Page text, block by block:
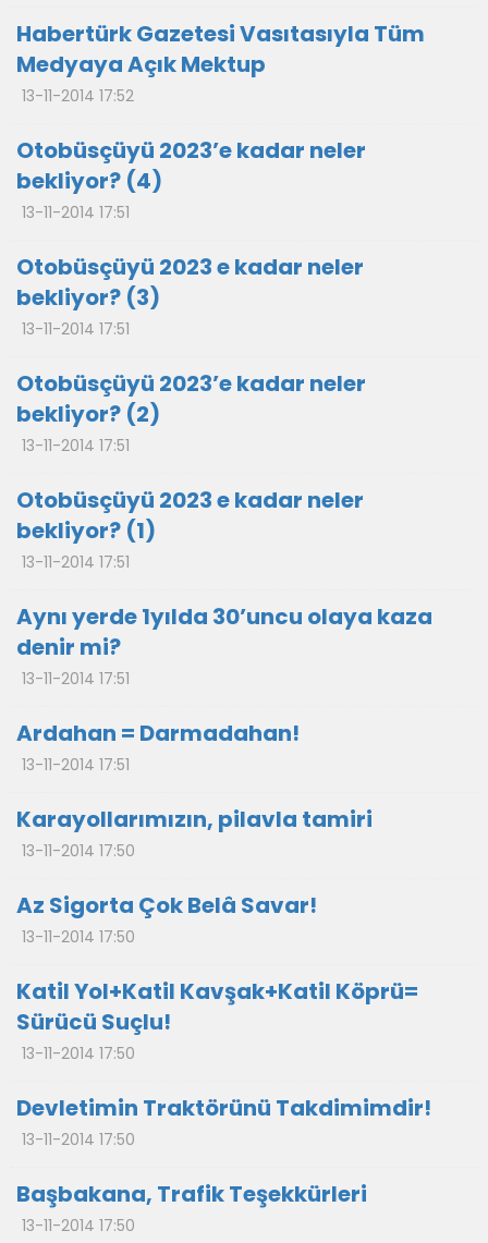
Habertürk Gazetesi Vasıtasıyla Tüm
Medyaya Açık Mektup
13-11-2014 17:52
Otobüsçüyü 2023’e kadar neler
bekliyor? (4)
13-11-2014 17:51
Otobüsçüyü 2023 e kadar neler
bekliyor? (3)
13-11-2014 17:51
Otobüsçüyü 2023’e kadar neler
bekliyor? (2)
13-11-2014 17:51
Otobüsçüyü 2023 e kadar neler
bekliyor? (1)
13-11-2014 17:51
Aynı yerde 1yılda 30’uncu olaya kaza
denir mi?
13-11-2014 17:51
Ardahan = Darmadahan!
13-11-2014 17:51
Karayollarımızın, pilavla tamiri
13-11-2014 17:50
Az Sigorta Çok Belâ Savar!
13-11-2014 17:50
Katil Yol+Katil Kavşak+Katil Köprü=
Sürücü Suçlu!
13-11-2014 17:50
Devletimin Traktörünü Takdimimdir!
13-11-2014 17:50
Başbakana, Trafik Teşekkürleri
13-11-2014 17:50